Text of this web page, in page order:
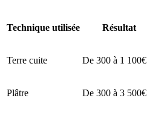
Technique utilisée Résultat
Terre cuite De 300 à 1 100€
Plâtre De 300 à 3 500€